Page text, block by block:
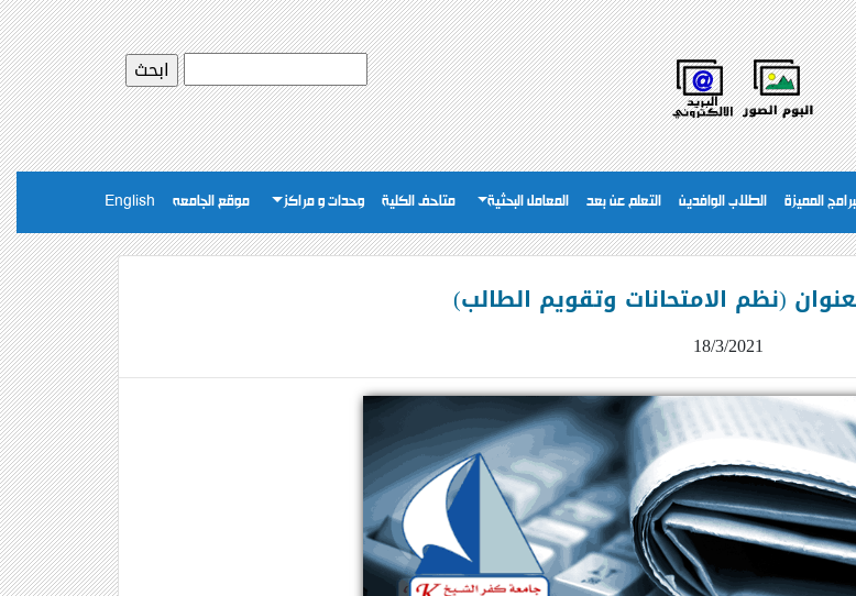
المميزة الطلاب الوافدين التعلم عن بعد المعامل البحثية متاحف الكلية وحدات و مراكز موقع الجامعه English
(نظم الامتحانات وتقويم الطالب)
18/3/2021